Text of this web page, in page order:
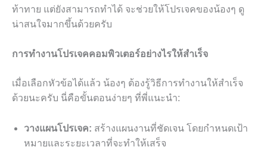
ท้าทาย แต่ยังสามารถทำได้ จะช่วยให้โปรเจคของน้องๆ ดู
น่าสนใจมากขึ้นด้วยครับ
การทำงานโปรเจคคอมพิวเตอร์อย่างไรให้สำเร็จ
เมื่อเลือกหัวข้อได้แล้ว น้องๆ ต้องรู้วิธีการทำงานให้สำเร็จ
ด้วยนะครับ นี่คือขั้นตอนง่ายๆ ที่พี่แนะนำ:
วางแผนโปรเจค: สร้างแผนงานที่ชัดเจน โดยกำหนดเป้า
หมายและระยะเวลาที่จะทำให้เสร็จ